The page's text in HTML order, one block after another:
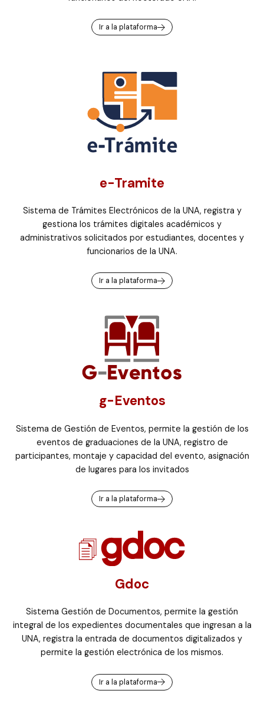
Ir a la plataforma
e-Tramite
Sistema de Trámites Electrónicos de la UNA, registra y
gestiona los trámites digitales académicos y
administrativos solicitados por estudiantes, docentes y
funcionarios de la UNA.
Ir a la plataforma
g-Eventos
Sistema de Gestión de Eventos, permite la gestión de los
eventos de graduaciones de la UNA, registro de
participantes, montaje y capacidad del evento, asignación
de lugares para los invitados
Ir a la plataforma
Gdoc
Sistema Gestión de Documentos, permite la gestión
integral de los expedientes documentales que ingresan a la
UNA, registra la entrada de documentos digitalizados y
permite la gestión electrónica de los mismos.
Ir a la plataforma